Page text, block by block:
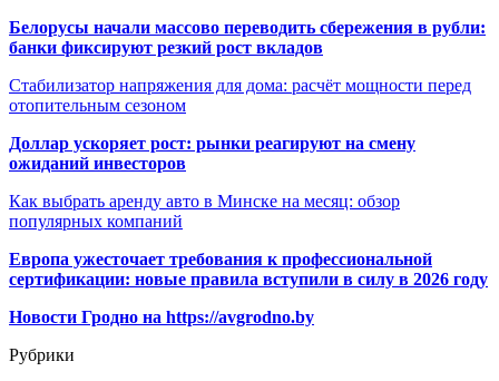
Белорусы начали массово переводить сбережения в рубли:
банки фиксируют резкий рост вкладов
Стабилизатор напряжения для дома: расчёт мощности перед
отопительным сезоном
Доллар ускоряет рост: рынки реагируют на смену
ожиданий инвесторов
Как выбрать аренду авто в Минске на месяц: обзор
популярных компаний
Европа ужесточает требования к профессиональной
сертификации: новые правила вступили в силу в 2026 году
Новости Гродно на https://avgrodno.by
Рубрики